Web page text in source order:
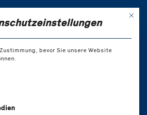
Mit
bevor Sie unsere Website
der Service-Gruppen, für die eine